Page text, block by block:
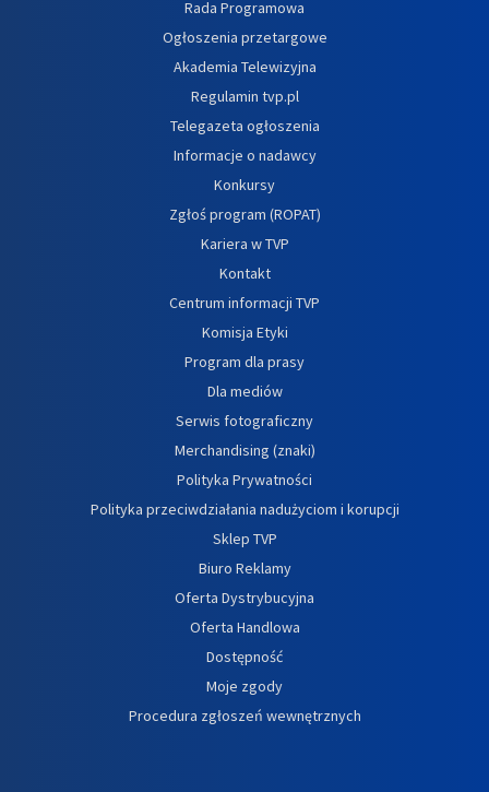
Rada Programowa
Ogłoszenia przetargowe
Akademia Telewizyjna
Regulamin tvp.pl
Telegazeta ogłoszenia
Informacje o nadawcy
Konkursy
Zgłoś program (ROPAT)
Kariera w TVP
Kontakt
Centrum informacji TVP
Komisja Etyki
Program dla prasy
Dla mediów
Serwis fotograficzny
Merchandising (znaki)
Polityka Prywatności
Polityka przeciwdziałania nadużyciom i korupcji
Sklep TVP
Biuro Reklamy
Oferta Dystrybucyjna
Oferta Handlowa
Dostępność
Moje zgody
Procedura zgłoszeń wewnętrznych